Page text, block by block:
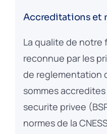
Accreditations et
La qualite de notre
reconnue par les
de reglementation
sommes
securite privee
normes de la